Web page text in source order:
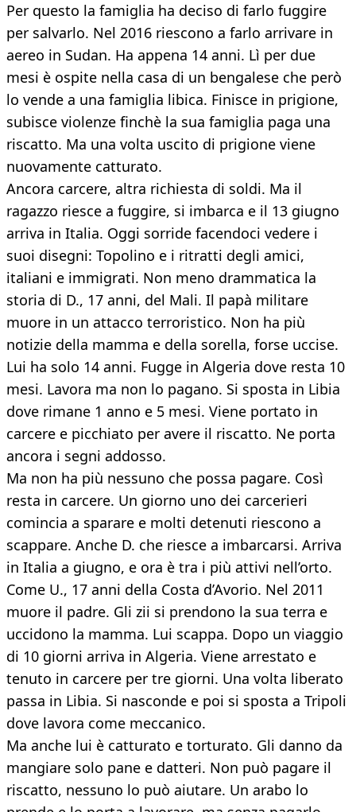
Per questo la famiglia ha deciso di farlo fuggire
per salvarlo. Nel 2016 riescono a farlo arrivare in
aereo in Sudan. Ha appena 14 anni. Lì per due
mesi è ospite nella casa di un bengalese che però
lo vende a una famiglia libica. Finisce in prigione,
subisce violenze finchè la sua famiglia paga una
riscatto. Ma una volta uscito di prigione viene
nuovamente catturato.
Ancora carcere, altra richiesta di soldi. Ma il
ragazzo riesce a fuggire, si imbarca e il 13 giugno
arriva in Italia. Oggi sorride facendoci vedere i
suoi disegni: Topolino e i ritratti degli amici,
italiani e immigrati. Non meno drammatica la
storia di D., 17 anni, del Mali. Il papà militare
muore in un attacco terroristico. Non ha più
notizie della mamma e della sorella, forse uccise.
Lui ha solo 14 anni. Fugge in Algeria dove resta 10
mesi. Lavora ma non lo pagano. Si sposta in Libia
dove rimane 1 anno e 5 mesi. Viene portato in
carcere e picchiato per avere il riscatto. Ne porta
ancora i segni addosso.
Ma non ha più nessuno che possa pagare. Così
resta in carcere. Un giorno uno dei carcerieri
comincia a sparare e molti detenuti riescono a
scappare. Anche D. che riesce a imbarcarsi. Arriva
in Italia a giugno, e ora è tra i più attivi nell’orto.
Come U., 17 anni della Costa d’Avorio. Nel 2011
muore il padre. Gli zii si prendono la sua terra e
uccidono la mamma. Lui scappa. Dopo un viaggio
di 10 giorni arriva in Algeria. Viene arrestato e
tenuto in carcere per tre giorni. Una volta liberato
passa in Libia. Si nasconde e poi si sposta a Tripoli
dove lavora come meccanico.
Ma anche lui è catturato e torturato. Gli danno da
mangiare solo pane e datteri. Non può pagare il
riscatto, nessuno lo può aiutare. Un arabo lo